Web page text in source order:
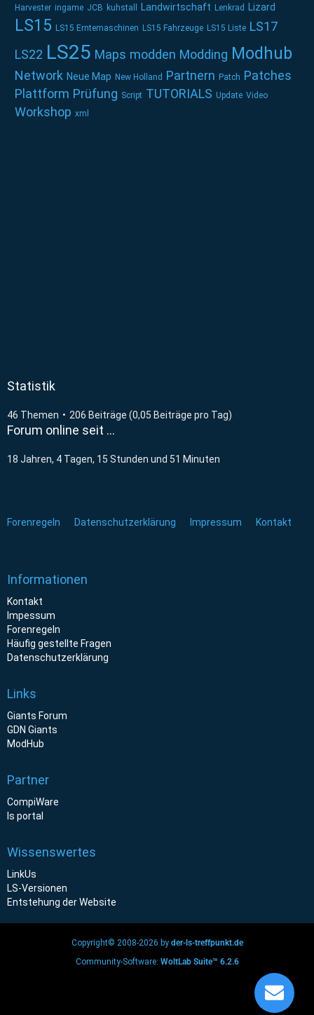
Harvester ingame JCB kuhstall Landwirtschaft Lenkrad Lizard
LS15 LS15 Erntemaschinen LS15 Fahrzeuge LS15 Liste LS17
LS22 LS25 Maps modden Modding Modhub
Network Neue Map New Holland Partnern Patch Patches
Plattform Prüfung Script TUTORIALS Update Video
Workshop xml
Statistik
46 Themen 206 Beiträge (0,05 Beiträge pro Tag)
Forum online seit …
18 Jahren, 4 Tagen, 15 Stunden und 51 Minuten
Forenregeln Datenschutzerklärung Impressum Kontakt
Informationen
Kontakt
Impessum
Forenregeln
Häufig gestellte Fragen
Datenschutzerklärung
Links
Giants Forum
GDN Giants
ModHub
Partner
CompiWare
ls portal
Wissenswertes
LinkUs
LS-Versionen
Entstehung der Website
Copyright© 2008-2026 by der-ls-treffpunkt.de
Community-Software: WoltLab Suite™ 6.2.6